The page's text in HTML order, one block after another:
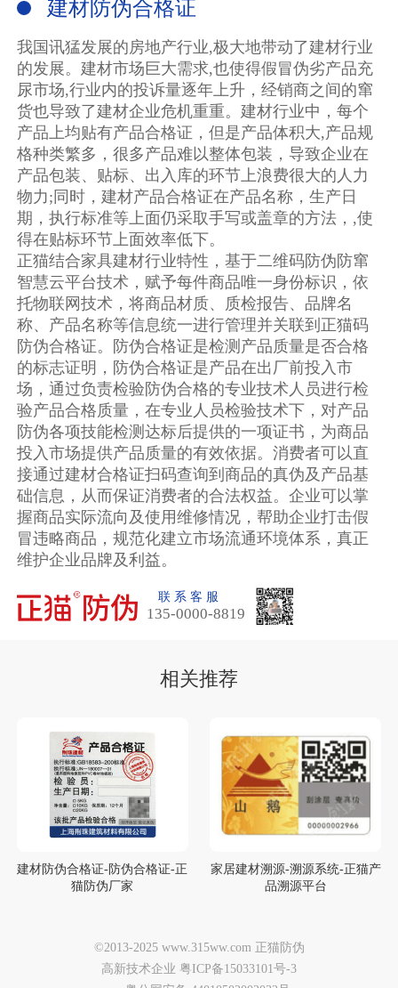
建材防伪合格证
我国讯猛发展的房地产行业,极大地带动了建材行业
的发展。建材市场巨大需求,也使得假冒伪劣产品充
尿市场,行业内的投诉量逐年上升，经销商之间的窜
货也导致了建材企业危机重重。建材行业中，每个
产品上均贴有产品合格证，但是产品体积大,产品规
格种类繁多，很多产品难以整体包装，导致企业在
产品包装、贴标、出入库的环节上浪费很大的人力
物力;同时，建材产品合格证在产品名称，生产日
期，执行标准等上面仍采取手写或盖章的方法，,使
得在贴标环节上面效率低下。
正猫结合家具建材行业特性，基于二维码防伪防窜
智慧云平台技术，赋予每件商品唯一身份标识，依
托物联网技术，将商品材质、质检报告、品牌名
称、产品名称等信息统一进行管理并关联到正猫码
防伪合格证。防伪合格证是检测产品质量是否合格
的标志证明，防伪合格证是产品在出厂前投入市
场，通过负责检验防伪合格的专业技术人员进行检
验产品合格质量，在专业人员检验技术下，对产品
防伪各项技能检测达标后提供的一项证书，为商品
投入市场提供产品质量的有效依据。消费者可以直
接通过建材合格证扫码查询到商品的真伪及产品基
础信息，从而保证消费者的合法权益。企业可以掌
握商品实际流向及使用维修情况，帮助企业打击假
冒违略商品，规范化建立市场流通环境体系，真正
维护企业品牌及利益。
联 系 客 服
135-0000-8819
相关推荐
建材防伪合格证-防伪合格证-正
猫防伪厂家
家居建材溯源-溯源系统-正猫产
品溯源平台
©2013-2025 www.315ww.com 正猫防伪
高新技术企业 粤ICP备15033101号-3